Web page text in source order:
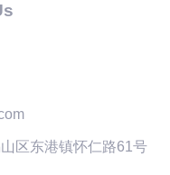
区东港镇怀仁路61号